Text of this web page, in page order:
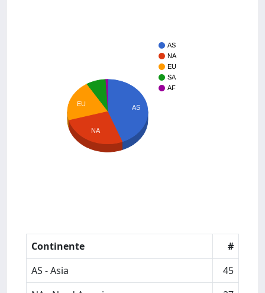
AS
NA
EU
SA
AF
AS
EU
NA
Continente
#
AS - Asia
45